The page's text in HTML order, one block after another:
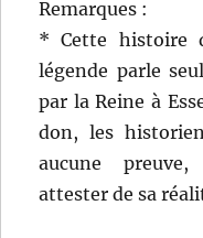
Remarques :
* Cette histoire
légende parle
par la Reine à
don, les
aucune
attester de sa